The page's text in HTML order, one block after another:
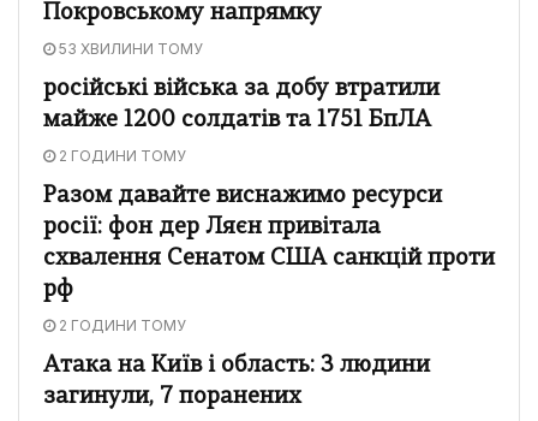
Покровському напрямку
53 ХВИЛИНИ ТОМУ
російські війська за добу втратили
майже 1200 солдатів та 1751 БпЛА
2 ГОДИНИ ТОМУ
Разом давайте виснажимо ресурси
росії: фон дер Ляєн привітала
схвалення Сенатом США санкцій проти
рф
2 ГОДИНИ ТОМУ
Атака на Київ і область: 3 людини
загинули, 7 поранених